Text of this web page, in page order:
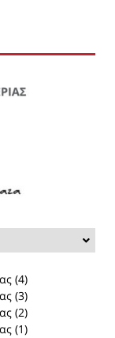
(4)
(3)
(2)
(1)